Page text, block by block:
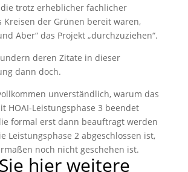
trotz erheblicher fachlicher
Kreisen der Grünen bereit waren,
Aber“ das Projekt „durchzuziehen“.
deren Zitate in dieser
dann doch.
unverständlich, warum das
HOAI-Leistungsphase 3 beendet
formal erst dann beauftragt werden
Leistungsphase 2 abgeschlossen ist,
noch nicht geschehen ist.
hier weitere